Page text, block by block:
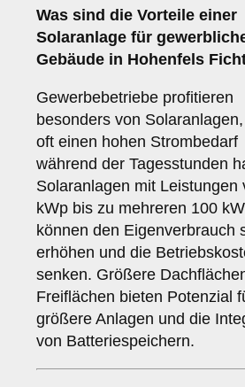
Was sind die Vorteile einer
Solaranlage für
Gebäude in Hohenfels
Gewerbebetriebe profitieren
besonders von
oft einen hohen Strombedarf
während der Tagesstunden
Solaranlagen mit Leistungen
kWp bis zu mehreren 100
können den Eigenverbrauch
erhöhen und die
senken. Größere
Freiflächen bieten Potenzial
größere Anlagen und die
von Batteriespeichern.